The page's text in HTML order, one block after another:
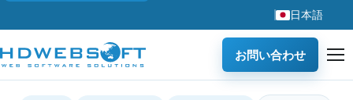
日本語
お問い合わせ